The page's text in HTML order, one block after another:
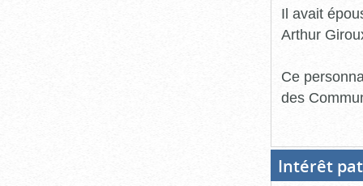
Il avait
Arthur
Ce
des
Intérêt